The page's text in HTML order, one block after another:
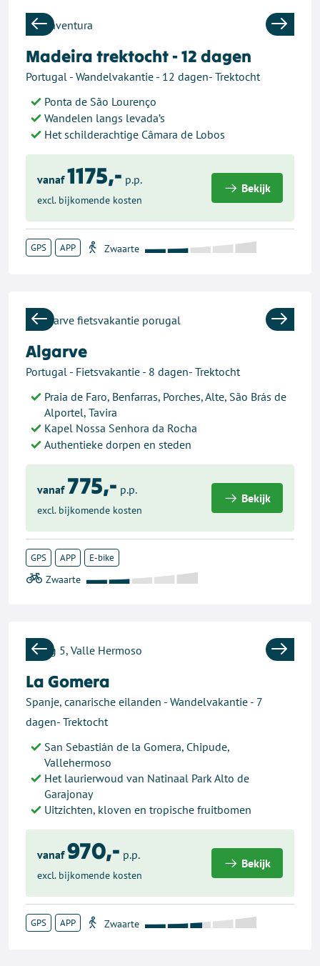
Previous Next
Madeira trektocht - 12 dagen
Portugal - Wandelvakantie - 12 dagen- Trektocht
Ponta de São Lourenço
Wandelen langs levada’s
Het schilderachtige Câmara de Lobos
vanaf 1175,- p.p.
excl. bijkomende kosten
Bekijk
GPS APP
Previous Next
Algarve
Portugal - Fietsvakantie - 8 dagen- Trektocht
Praia de Faro, Benfarras, Porches, Alte, São Brás de
Alportel, Tavira
Kapel Nossa Senhora da Rocha
Authentieke dorpen en steden
vanaf 775,- p.p.
excl. bijkomende kosten
Bekijk
GPS APP E-bike
Previous Next
La Gomera
Spanje, canarische eilanden - Wandelvakantie - 7
dagen- Trektocht
San Sebastián de la Gomera, Chipude,
Vallehermoso
Het laurierwoud van Natinaal Park Alto de
Garajonay
Uitzichten, kloven en tropische fruitbomen
vanaf 970,- p.p.
excl. bijkomende kosten
Bekijk
GPS APP